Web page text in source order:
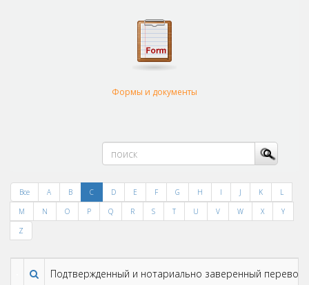
Формы и документы
Все A B C D E F G H I J K
L
M
N O P Q R S T U V W X
Y
Z
Подтвержденный и нотариально заверенный перевод